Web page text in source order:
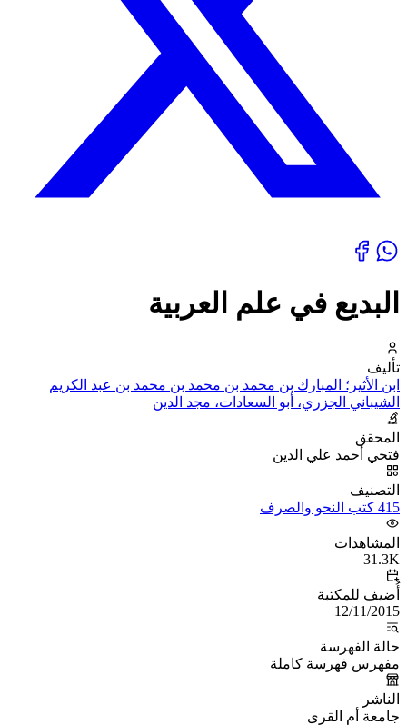
البديع في علم العربية
تأليف
ابن الأثير؛ المبارك بن محمد بن محمد بن محمد بن عبد الكريم
الشيباني الجزري، أبو السعادات، مجد الدين
المحقق
فتحي أحمد علي الدين
التصنيف
415 كتب النحو والصرف
المشاهدات
31.3K
أُضيف للمكتبة
12/11/2015
حالة الفهرسة
مفهرس فهرسة كاملة
الناشر
جامعة أم القرى